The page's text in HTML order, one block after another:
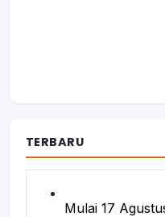
TERBARU
Mulai 17